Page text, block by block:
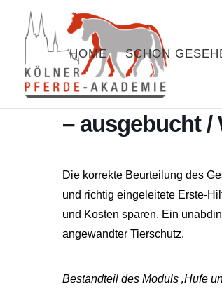
HOME SCHON
Erste Hilfe am
– ausgebucht /
Die korrekte Beurteilung des
und richtig eingeleitete Erste-
und Kosten sparen. Ein
angewandter Tierschutz.
Bestandteil des Moduls ‚Hufe